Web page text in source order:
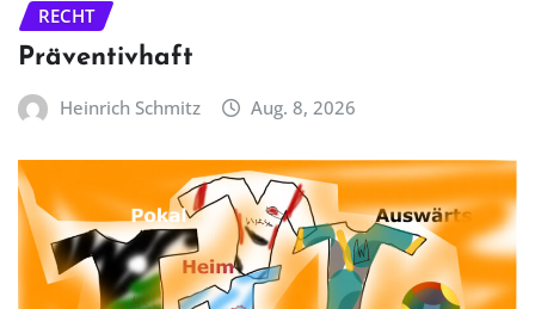
RECHT
Präventivhaft
Heinrich Schmitz Aug. 8, 2026